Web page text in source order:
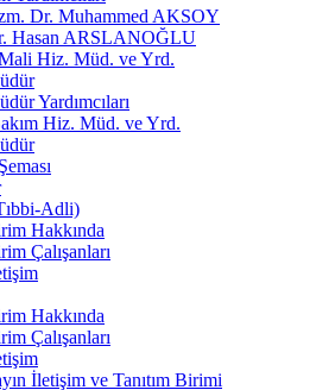
Dr. Muhammed AKSOY
Hasan ARSLANOĞLU
Hiz. Müd. ve Yrd.
Yardımcıları
Hiz. Müd. ve Yrd.
Adli)
Hakkında
Çalışanları
Hakkında
Çalışanları
İletişim ve Tanıtım Birimi